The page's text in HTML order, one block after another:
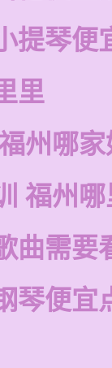
提琴便
里
州哪
福州
曲需要
琴便宜